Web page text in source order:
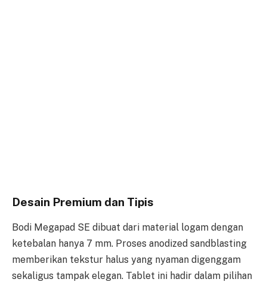
Desain Premium dan Tipis
Bodi Megapad SE dibuat dari material logam dengan
ketebalan hanya 7 mm. Proses anodized sandblasting
memberikan tekstur halus yang nyaman digenggam
sekaligus tampak elegan. Tablet ini hadir dalam pilihan